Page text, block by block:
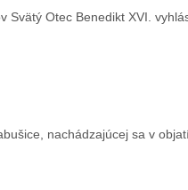
Otec Benedikt XVI.
nachádzajúcej sa v